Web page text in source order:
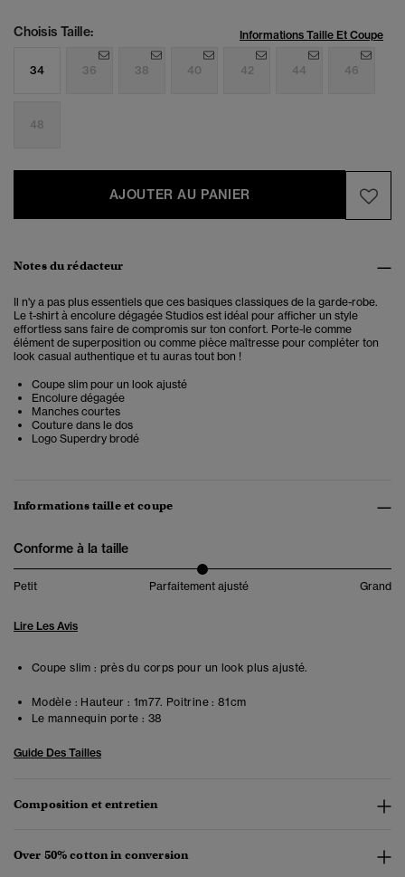
Choisis Taille: Informations Taille Et Coupe
34 36 38 40 42 44 46
48
AJOUTER AU PANIER
Notes du rédacteur
Il n'y a pas plus essentiels que ces basiques classiques de la garde-robe.
Le t-shirt à encolure dégagée Studios est idéal pour afficher un style
effortless sans faire de compromis sur ton confort. Porte-le comme
élément de superposition ou comme pièce maîtresse pour compléter ton
look casual authentique et tu auras tout bon !
Coupe slim pour un look ajusté
Encolure dégagée
Manches courtes
Couture dans le dos
Logo Superdry brodé
Informations taille et coupe
Conforme à la taille
Petit Parfaitement ajusté Grand
Lire Les Avis
Coupe slim : près du corps pour un look plus ajusté.
Modèle : Hauteur : 1m77. Poitrine : 81cm
Le mannequin porte : 38
Guide Des Tailles
Composition et entretien
Over 50% cotton in conversion